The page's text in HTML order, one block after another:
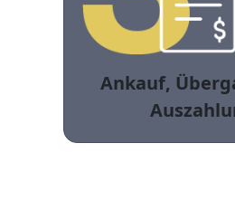
Ankauf,